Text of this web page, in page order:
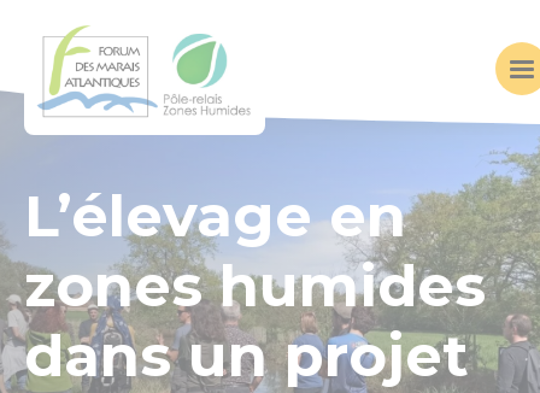
L’élevage en
zones humides
dans un projet